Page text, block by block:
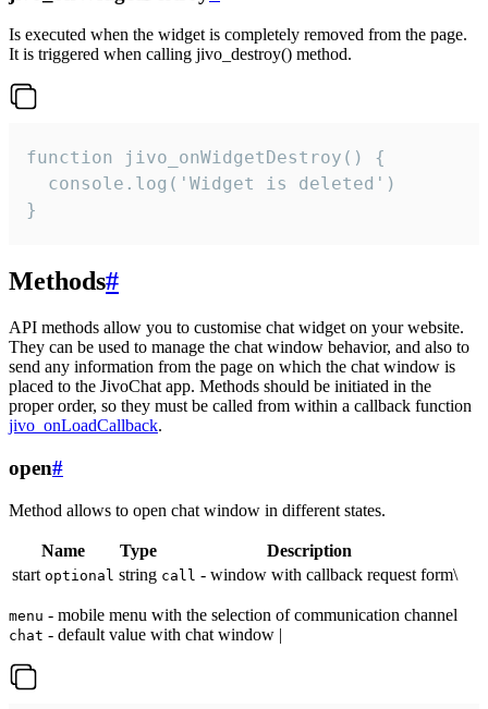
Is executed when the widget is completely removed from the page.
It is triggered when calling jivo_destroy() method.
function jivo_onWidgetDestroy() {
  console.log('Widget is deleted')
}
Methods#
API methods allow you to customise chat widget on your website.
They can be used to manage the chat window behavior, and also to
send any information from the page on which the chat window is
placed to the JivoChat app. Methods should be initiated in the
proper order, so they must be called from within a callback function
jivo_onLoadCallback.
open#
Method allows to open chat window in different states.
Name Type
Description
start optional string call - window with callback request form\
menu - mobile menu with the selection of communication channel
chat - default value with chat window |